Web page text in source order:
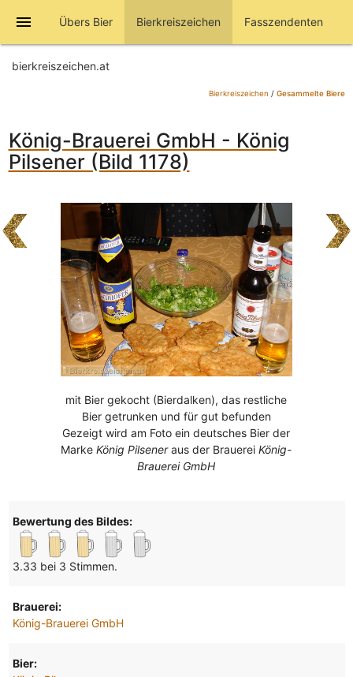
menu Übers Bier Bierkreiszeichen Fasszendenten
bierkreiszeichen.at
Bierkreiszeichen / Gesammelte Biere
König-Brauerei GmbH - König
Pilsener (Bild 1178)
mit Bier gekocht (Bierdalken), das restliche
Bier getrunken und für gut befunden
Gezeigt wird am Foto ein deutsches Bier der
MarkeKönig Pilseneraus der BrauereiKönig-
Brauerei GmbH
Bewertung des Bildes:
3.33 bei 3 Stimmen.
Brauerei:
König-Brauerei GmbH
Bier: